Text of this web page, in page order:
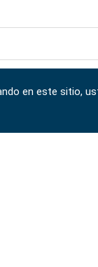
en este sitio,